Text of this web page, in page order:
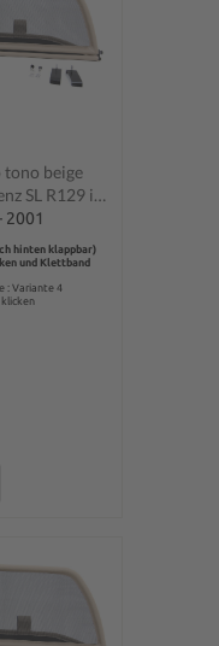
estrellas
beige
SL R129 in
2001
hinten klappbar)
und Klettband
: Variante 4